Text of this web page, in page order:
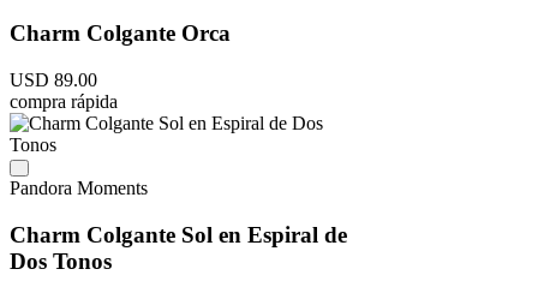
Charm Colgante Orca
USD 89.00
compra rápida
Pandora Moments
Charm Colgante Sol en Espiral de
Dos Tonos